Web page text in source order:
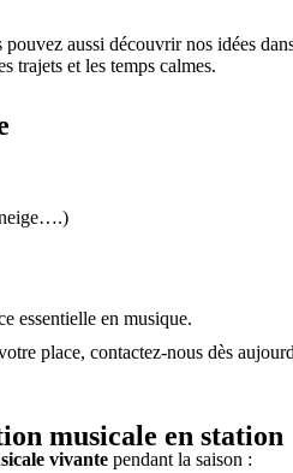
aussi découvrir nos idées
trajets et les temps calmes.
neige….)
essentielle en musique.
place, contactez-nous dès
musicale en station
vivante pendant la saison :